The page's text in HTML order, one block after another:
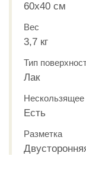
60х40 см
Вес
3,7 кг
Тип
Лак
Нескользящее
Есть
Разметка